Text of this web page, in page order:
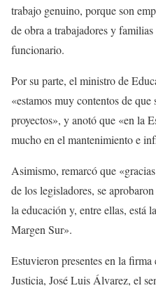
trabajo genuino, porque son
de obra a trabajadores y
funcionario.
Por su parte, el ministro de
«estamos muy contentos de
proyectos», y anotó que «en la
mucho en el mantenimiento e
Asimismo, remarcó que
de los legisladores, se
la educación y, entre ellas, está
Margen Sur».
Estuvieron presentes en la
Justicia, José Luis Álvarez, el